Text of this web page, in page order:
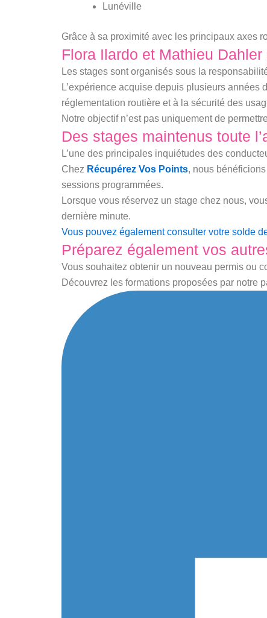
Lunéville
Grâce à sa proximité avec les principaux axes
Flora Ilardo et Mathieu
Les stages sont organisés sous la
L’expérience acquise depuis plusieurs années
réglementation routière et à la sécurité des
Notre objectif n’est pas uniquement de
Des stages maintenus toute
L’une des principales inquiétudes des
Chez Récupérez Vos Points, nous
sessions programmées.
Lorsque vous réservez un stage chez nous,
dernière minute.
Vous pouvez également consulter votre solde
Préparez également vos
Vous souhaitez obtenir un nouveau permis ou
Découvrez les formations proposées par notre